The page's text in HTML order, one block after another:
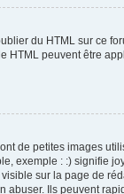
du HTML sur ce
HTML peuvent être
de petites images
exemple : :) signifie
sur la page de
abuser. Ils peuvent